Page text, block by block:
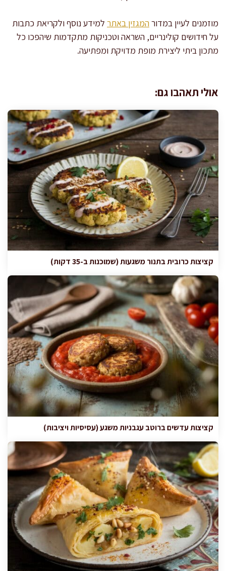
מוזמנים לעיין במדורהמגזין באתר למידע נוסף ולקריאת כתבות
על חידושים קולינריים, השראה וטכניקות מתקדמות שיהפכו כל
מתכון ביתי ליצירת מופת מדויקת ומפתיעה.
אולי תאהבו גם:
קציצות כרובית בתנור משגעות (שמוכנות ב-35 דקות)
קציצות עדשים ברוטב עגבניות משגע (עסיסיות ויציבות)